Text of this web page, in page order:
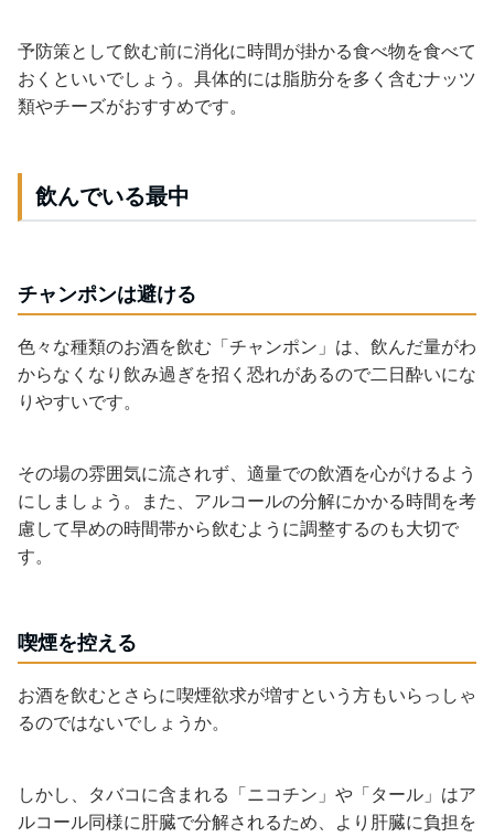
予防策として飲む前に消化に時間が掛かる食べ物を食べて
おくといいでしょう。具体的には脂肪分を多く含むナッツ
類やチーズがおすすめです。
飲んでいる最中
チャンポンは避ける
色々な種類のお酒を飲む「チャンポン」は、飲んだ量がわ
からなくなり飲み過ぎを招く恐れがあるので二日酔いにな
りやすいです。
その場の雰囲気に流されず、適量での飲酒を心がけるよう
にしましょう。また、アルコールの分解にかかる時間を考
慮して早めの時間帯から飲むように調整するのも大切で
す。
喫煙を控える
お酒を飲むとさらに喫煙欲求が増すという方もいらっしゃ
るのではないでしょうか。
しかし、タバコに含まれる「ニコチン」や「タール」はア
ルコール同様に肝臓で分解されるため、より肝臓に負担を